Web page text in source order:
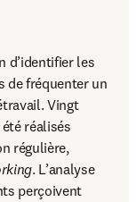
d’identifier les
de fréquenter un
Vingt
réalisés
régulière,
. L’analyse
perçoivent